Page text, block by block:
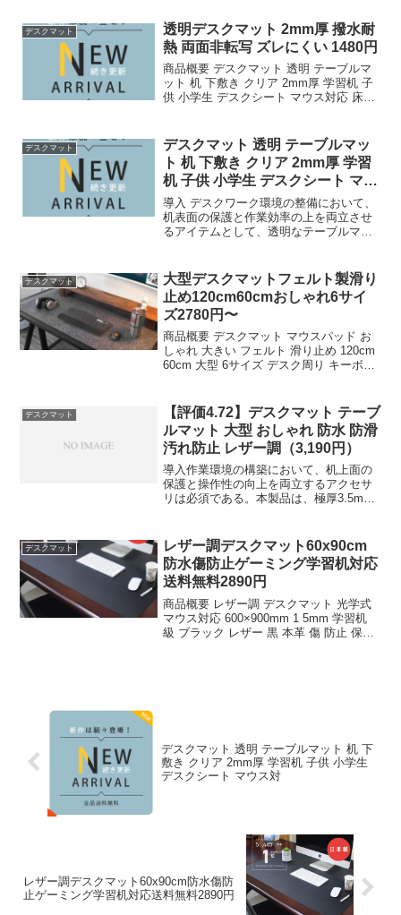
パッド おしゃれ 大きい ...
デスクマット
透明デスクマット 2mm厚 撥水耐
熱 両面非転写 ズレにくい 1480円
商品概要 デスクマット 透明 テーブルマ
ット 机 下敷き クリア 2mm厚 学習机 子
供 小学生 デスクシート マウス対応 床
...
デスクマット
デスクマット 透明 テーブルマッ
ト 机 下敷き クリア 2mm厚 学習
机 子供 小学生 デスクシート マウ
ス対
導入 デスクワーク環境の整備において、
机表面の保護と作業効率の上を両立させ
るアイテムとして、透明なテーブルマッ
マット 机 下敷き クリア 2mm厚 学習机
子供 小...
デスクマット
大型デスクマットフェルト製滑り
止め120cm60cmおしゃれ6サイ
ズ2780円〜
商品概要 デスクマット マウスパッド お
しゃれ 大きい フェルト 滑り止め 120cm
60cm 大型 6サイズ デスク周り キーボー
パッド おしゃれ 大きい ...
デスクマット
【評価4.72】デスクマット テーブ
ルマット 大型 おしゃれ 防水 防滑
汚れ防止 レザー調（3,190円）
導入作業環境の構築において、机上面の
保護と操作性の向上を両立するアクセサ
リは必須である。本製品は、極厚3.5mm
た大型デスクマットである。価格帯は
3,190円と設定され...
デスクマット
レザー調デスクマット60x90cm
防水傷防止ゲーミング学習机対応
送料無料2890円
商品概要 レザー調 デスクマット 光学式
マウス対応 600×900mm 1 5mm 学習机
級 ブラック レザー 黒 本革 傷 防止 保護
デスクマット 透明 テーブルマット 机 下
敷き クリア 2mm厚 学習机 子供 小学生
デスクシート マウス対
レザー調デスクマット60x90cm防水傷防
止ゲーミング学習机対応送料無料2890円